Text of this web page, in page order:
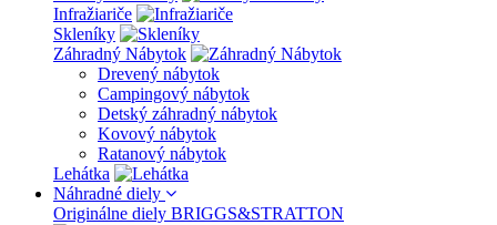
Infražiariče
Skleníky
Záhradný Nábytok
Drevený nábytok
Campingový nábytok
Detský záhradný nábytok
Kovový nábytok
Ratanový nábytok
Lehátka
Náhradné diely
Originálne diely BRIGGS&STRATTON